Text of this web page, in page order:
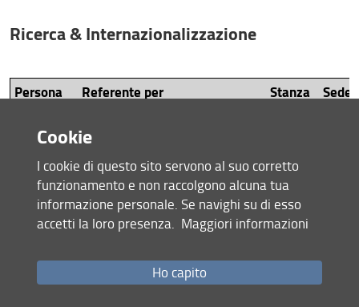
Ricerca & Internazionalizzazione
Persona Referente per Stanza
Sede
Roselli
RICERCA
VERIFICA E
MONITORAGGIO BUDGET
PROGETTI DI RICERCA
PROGETTI DI RICERCA
ACCORDI NAZIONALI ED
Cookie
I cookie di questo sito servono al suo corretto
funzionamento e non raccolgono alcuna tua
informazione personale. Se navighi su di esso
accetti la loro presenza. Maggiori informazioni
Ho capito